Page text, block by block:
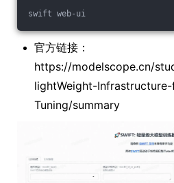
swift web-ui
官方链接：
https://modelscope.cn/
lightWeight-
Tuning/summary